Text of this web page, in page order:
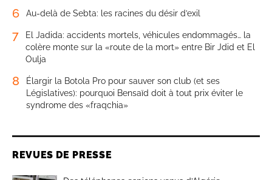
6 Au-delà de Sebta: les racines du désir d’exil
7
El Jadida: accidents mortels, véhicules endommagés… la
colère monte sur la «route de la mort» entre Bir Jdid et El
Oulja
8
Élargir la Botola Pro pour sauver son club (et ses
Législatives): pourquoi Bensaïd doit à tout prix éviter le
syndrome des «fraqchia»
REVUES DE PRESSE